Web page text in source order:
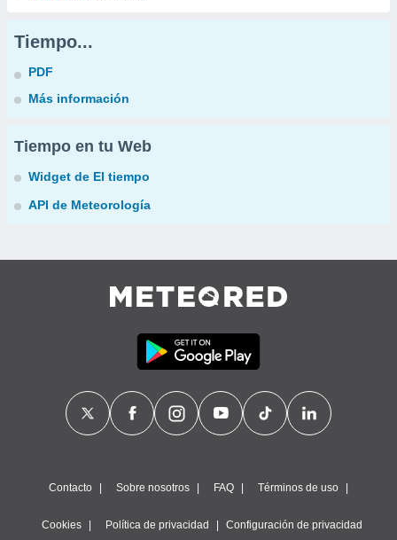
Tiempo...
PDF
Más información
Tiempo en tu Web
Widget de El tiempo
API de Meteorología
Contacto Sobre nosotros FAQ Términos de uso
Cookies Política de privacidad Configuración de privacidad